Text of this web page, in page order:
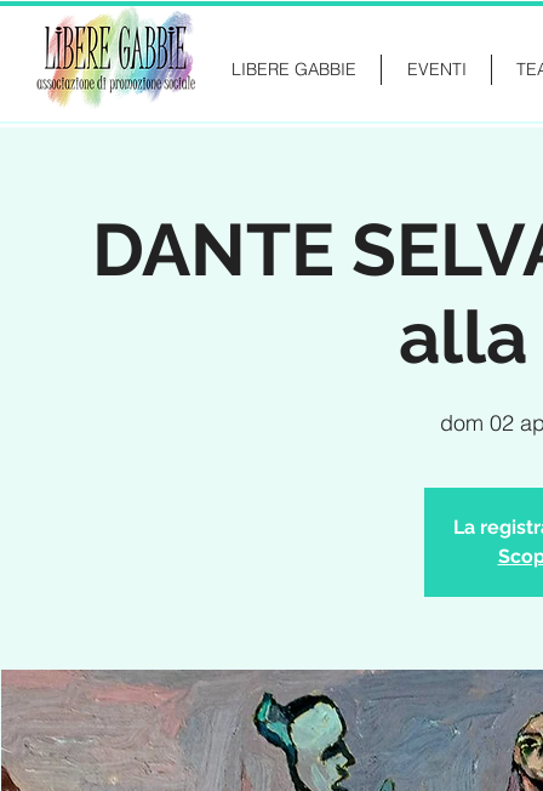
LIBERE GABBIE EVENTI
DANTE
alla
dom 02
La